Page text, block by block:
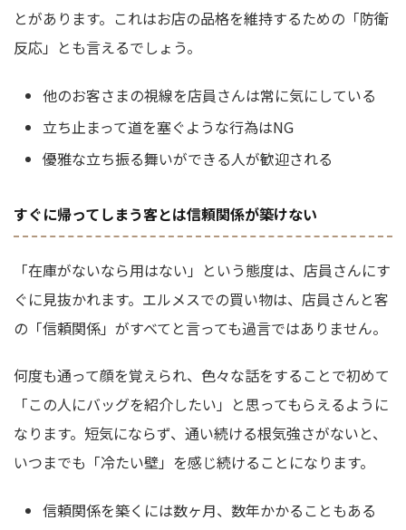
とがあります。これはお店の品格を維持するための「防衛
反応」とも言えるでしょう。
他のお客さまの視線を店員さんは常に気にしている
立ち止まって道を塞ぐような行為はNG
優雅な立ち振る舞いができる人が歓迎される
すぐに帰ってしまう客とは信頼関係が築けない
「在庫がないなら用はない」という態度は、店員さんにす
ぐに見抜かれます。エルメスでの買い物は、店員さんと客
の「信頼関係」がすべてと言っても過言ではありません。
何度も通って顔を覚えられ、色々な話をすることで初めて
「この人にバッグを紹介したい」と思ってもらえるように
なります。短気にならず、通い続ける根気強さがないと、
いつまでも「冷たい壁」を感じ続けることになります。
信頼関係を築くには数ヶ月、数年かかることもある